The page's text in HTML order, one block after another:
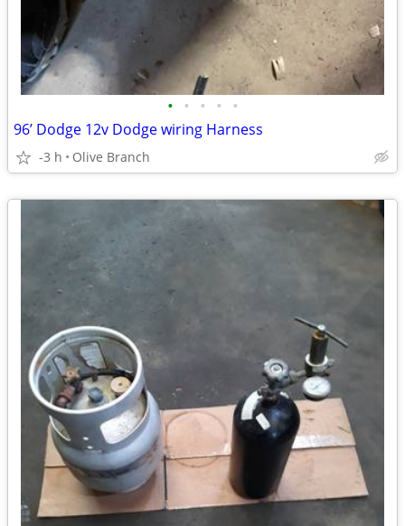
• • • • •
96’ Dodge 12v Dodge wiring Harness
-3 h Olive Branch